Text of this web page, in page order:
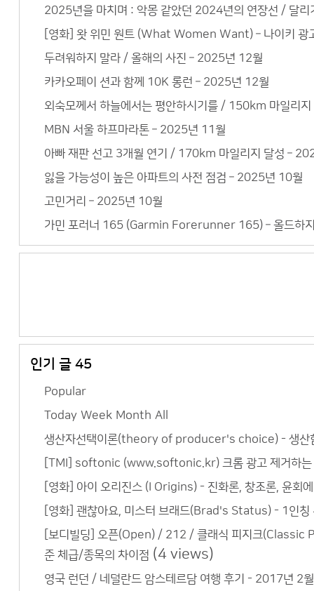
2025년을 마치며 : 악몽 같았던 2024년의 연장선 / 달
[영화] 왓 위민 원트 (What Women Want) – 나이키
두려워하지 말라 / 올해의 사진 – 2025년 12월
카카오페이 션과 함께 10K 롱런 – 2025년 12월
외숙모께서 하늘에서는 평안하시기를 / 150km 마일리
MBN 서울 하프마라톤 – 2025년 11월
아빠 재판 선고 3개월 연기 / 170km 마일리지 달성 –
잃을 가능성이 높은 아파트의 사전 점검 – 2025년 10월
고민거리 – 2025년 10월
가민 포러너 165 (Garmin Forerunner 165) – 올드하지
인기 글 45
Popular
Today Week Month All
생산자선택이론(theory of producer's choice) - 생
[TMI] softonic (www.softonic.kr) 크롬 광고 제거하는
[영화] 아이 오리진스 (I Origins) - 진화론, 창조론, 윤회
[영화] 괜찮아요, 미스터 브래드(Brad's Status) - 1인칭
[보디빌딩] 오픈(Open) / 212 / 클래식 피지크(Classic
준 체급/종목의 차이점 (4 views)
영국 런던 / 네덜란드 암스테르담 여행 후기 - 2017년 2월